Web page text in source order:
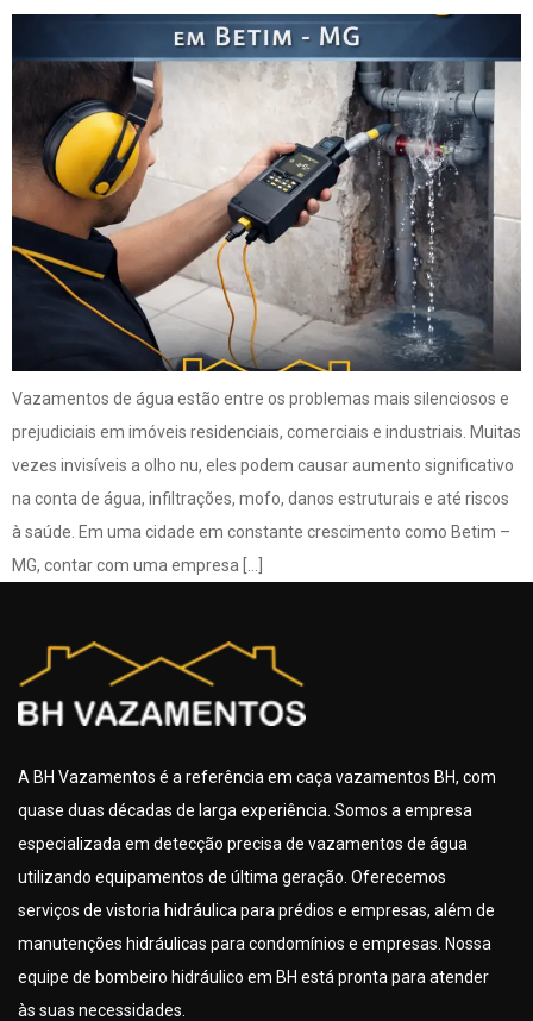
Vazamentos de água estão entre os problemas mais silenciosos e
prejudiciais em imóveis residenciais, comerciais e industriais. Muitas
vezes invisíveis a olho nu, eles podem causar aumento significativo
na conta de água, infiltrações, mofo, danos estruturais e até riscos
à saúde. Em uma cidade em constante crescimento como Betim –
MG, contar com uma empresa […]
A BH Vazamentos é a referência em caça vazamentos BH, com
quase duas décadas de larga experiência. Somos a empresa
especializada em detecção precisa de vazamentos de água
utilizando equipamentos de última geração. Oferecemos
serviços de vistoria hidráulica para prédios e empresas, além de
manutenções hidráulicas para condomínios e empresas. Nossa
equipe de bombeiro hidráulico em BH está pronta para atender
às suas necessidades.